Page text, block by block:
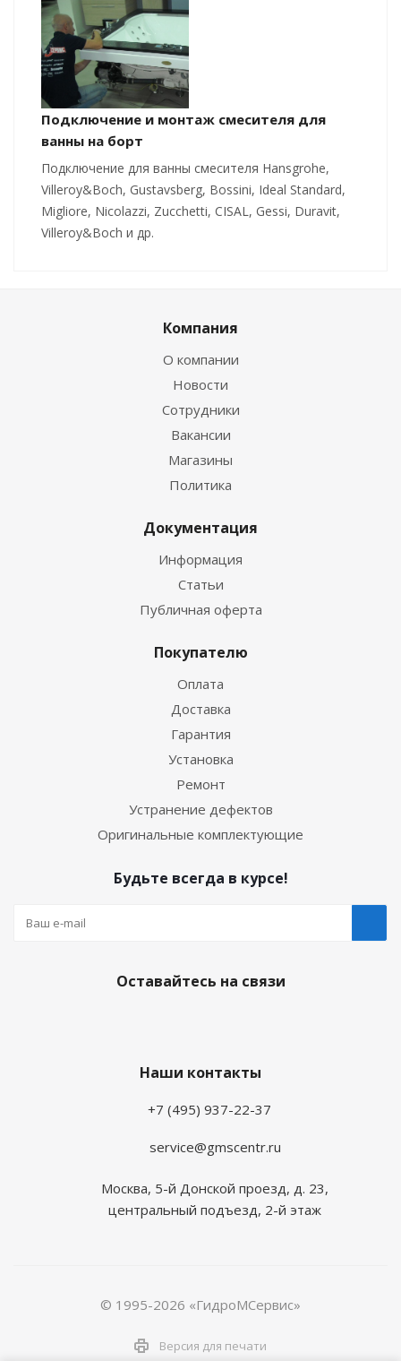
Подключение и монтаж смесителя для
ванны на борт
Подключение для ванны смесителя Hansgrohe,
Villeroy&Boch, Gustavsberg, Bossini, Ideal Standard,
Migliore, Nicolazzi, Zucchetti, CISAL, Gessi, Duravit,
Villeroy&Boch и др.
Компания
О компании
Новости
Сотрудники
Вакансии
Магазины
Политика
Документация
Информация
Статьи
Публичная оферта
Покупателю
Оплата
Доставка
Гарантия
Установка
Ремонт
Устранение дефектов
Оригинальные комплектующие
Будьте всегда в курсе!
Оставайтесь на связи
Наши контакты
+7 (495) 937-22-37
service@gmscentr.ru
Москва, 5-й Донской проезд, д. 23,
центральный подъезд, 2-й этаж
© 1995-2026 «ГидроМСервис»
Версия для печати